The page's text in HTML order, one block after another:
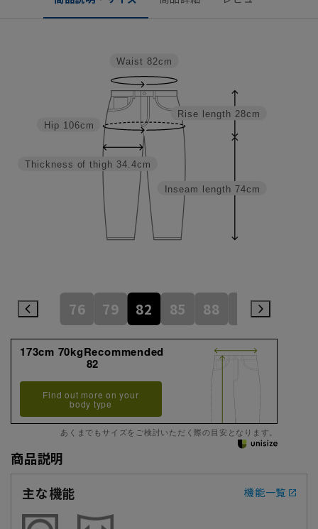
Inseam length 74cm
Rise length 28cm
Thickness of thigh 34.4cm
Hip 106cm
Waist 82cm
76 79 82 85 88 91
173cm 70kgRecommended
82
Find out more on your
body type
あくまでもサイズをご検討いただく際の目安となります。
商品説明
主な機能
機能一覧